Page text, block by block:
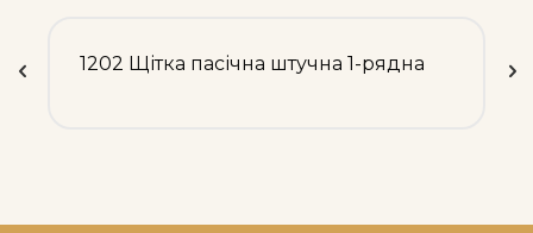
1202 Щітка пасічна штучна 1-рядна